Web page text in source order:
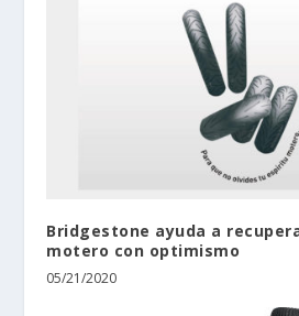
Bridgestone ayuda a
motero con optimismo
05/21/2020